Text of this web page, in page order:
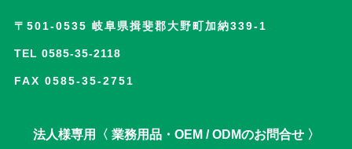
〒501-0535 岐阜県揖斐郡大野町加納339-1
TEL 0585-35-2118
FAX 0585-35-2751
法人様専用〈 業務用品・OEM / ODMのお問合せ 〉